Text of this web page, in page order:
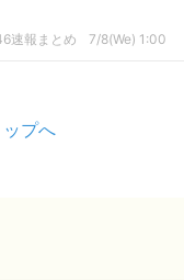
速報まとめ 7/8(We) 1:00
プへ